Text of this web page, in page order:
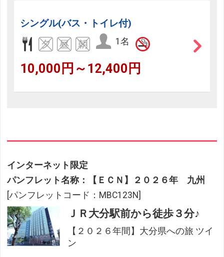
シングル(バス・トイレ付)
1名
10,000円～12,400円
インターネット限定
パンフレット名称：【ＥＣＮ】２０２６年 九州
[パンフレットコード：MBC123N]
ＪＲ大分駅前から徒歩３分♪
【２０２６年間】大分県への旅 ツイ
ン